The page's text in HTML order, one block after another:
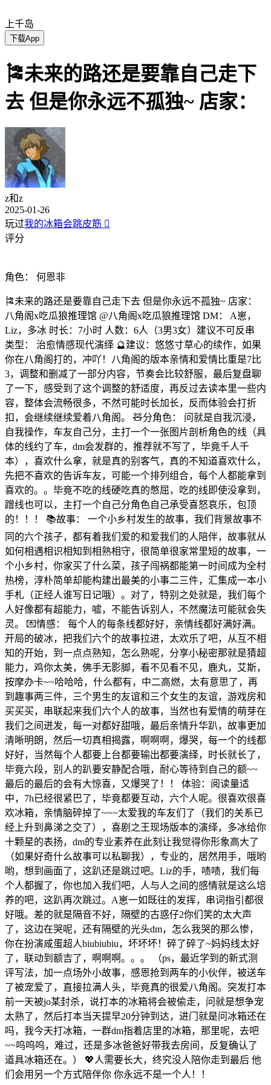
上千岛
下载App
🎏未来的路还是要靠自己走下
去 但是你永远不孤独~ 店家：
z和z
2025-01-26
玩过我的冰箱会跳皮筋 
评分
角色： 何恩非
🎏未来的路还是要靠自己走下去 但是你永远不孤独~ 店家：
八角阁x吃瓜狼推理馆 @八角阁x吃瓜狼推理馆 DM： A崽，
Liz，多冰 时长：7小时 人数：6人（3男3女）建议不可反串
类型： 治愈情感现代演绎 🔮建议：悠悠寸草心的续作，如果
你在八角阁打的，冲吖！八角阁的版本亲情和爱情比重是7比
3，调整和删减了一部分内容，节奏会比较舒服，最后复盘聊
了一下，感受到了这个调整的舒适度，再反过去读本里一些内
容，整体会流畅很多，不然可能时长加长，反而体验会打折
扣，会继续继续爱着八角阁。 🧸分角色： 问就是自我沉浸，
自我操作，车友自己分，主打一个一张图片剖析角色的线（具
体的线约了车，dm会发群的，推荐就不写了，毕竟千人千
本），喜欢什么拿，就是真的别客气，真的不知道喜欢什么，
先把不喜欢的告诉车友，可能一个排列组合，每个人都能拿到
喜欢的。。毕竟不吃的线硬吃真的憋屈，吃的线即使没拿到，
蹭线也可以，主打一个自己分角色自己承受喜怒哀乐，包顶
的！！！ 📚故事： 一个小乡村发生的故事，我们背景故事不
同的六个孩子，都有着我们爱的和爱我们的人陪伴，故事就从
如何相遇相识相知到相熟相守，很简单很家常里短的故事，一
个小乡村，你家买了什么菜，孩子闯祸都能第一时间成为全村
热榜，淳朴简单却能构建出最美的小事二三件，汇集成一本小
手札（正经人谁写日记哦）。对了，特别之处就是，我们每个
人好像都有超能力，嘘，不能告诉别人，不然魔法可能就会失
灵。 💌情感： 每个人的每条线都好好，亲情线都好满好满。
开局的破冰，把我们六个的故事拉进，太欢乐了吧，从互不相
知的开始，到一点点熟知，怎么熟呢，分享小秘密那就是猜超
能力，鸡你太美，佛手无影脚，看不见看不见，鹿丸，艾斯，
按摩办卡~~哈哈哈，什么都有，中二高燃，太有意思了，再
到趣事两三件，三个男生的友谊和三个女生的友谊，游戏房和
买买买，串联起来我们六个人的故事，当然也有爱情的萌芽在
我们之间迸发，每一对都好甜哦，最后亲情升华趴，故事更加
清晰明朗，然后一切真相揭露，啊啊啊，爆哭，每一个的线都
好好，当然每个人都要上台都要输出都要演绎，时长就长了，
毕竟六段，别人的趴要安静配合哦，耐心等待到自己的额~~
最后的最后的会有大惊喜，又爆哭了！！ 体验：阅读量适
中，7h已经很紧巴了，毕竟都要互动，六个人呢。很喜欢很喜
欢冰箱，亲情脑碎掉了~~~太爱我的车友们了（我们的关系已
经上升到鼻涕之交了），喜剧之王现场版本的演绎，多冰给你
十颗星的表扬，dm的专业素养在此刻让我觉得你形象高大了
（如果好奇什么故事可以私聊我），专业的，居然用手，哦哟
哟，想到画面了，这趴还是跳过吧。Liz的手，啧啧，我们每
个人都握了，你也加入我们吧，人与人之间的感情就是这么培
养的吧，这趴再次跳过。A崽一如既往的发挥，串词指引都很
好哦。差的就是隔音不好，隔壁的古惑仔2你们笑的太大声
了，这边在哭呢，还有隔壁的光头dm，怎么我哭的那么惨，
你在扮演咸蛋超人biubiubiu，坏坏坏！碎了碎了~妈妈线太好
了，联动到额吉了，啊啊啊。。。 （ps，最近学到的新式测
评写法，加一点场外小故事，感恩抢到两车的小伙伴，被送车
了被宠爱了，直接拉满人头，毕竟真的很爱八角阁。突发打本
前一天被jo某封杀，说打本的冰箱将会被偷走，问就是想争宠
太熟了，然后打本当天提早20分钟到达，进门就是问冰箱还在
吗，我今天打冰箱，一群dm指着店里的冰箱，那里呢，去吧
~~呜呜呜，难过，还是多冰爸爸好带我去房间，反复确认了
道具冰箱还在。） 💖人需要长大，终究没人陪你走到最后 他
们会用另一个方式陪伴你 你永远不是一个人！！